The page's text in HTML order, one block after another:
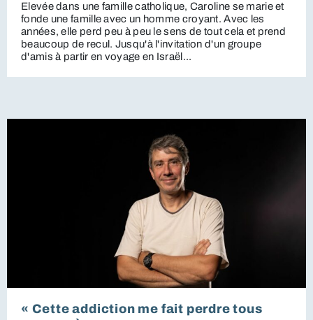
Elevée dans une famille catholique, Caroline se marie et
fonde une famille avec un homme croyant. Avec les
années, elle perd peu à peu le sens de tout cela et prend
beaucoup de recul. Jusqu'à l'invitation d'un groupe
d'amis à partir en voyage en Israël...
« Cette addiction me fait perdre tous